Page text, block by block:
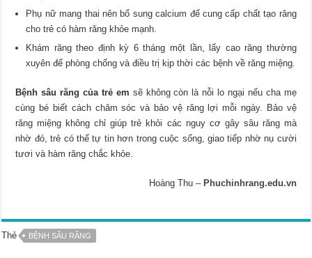
Phụ nữ mang thai nên bổ sung calcium để cung cấp chất tạo răng
cho trẻ có hàm răng khỏe mạnh.
Khám răng theo định kỳ 6 tháng một lần, lấy cao răng thường
xuyên để phòng chống và điều trị kịp thời các bệnh về răng miệng.
Bệnh sâu răng của trẻ em sẽ không còn là nỗi lo ngại nếu cha mẹ
cùng bé biết cách chăm sóc và bảo vệ răng lợi mỗi ngày. Bảo vệ
răng miệng không chỉ giúp trẻ khỏi các nguy cơ gây sâu răng mà
nhờ đó, trẻ có thể tự tin hơn trong cuộc sống, giao tiếp nhờ nụ cười
tươi và hàm răng chắc khỏe.
Hoàng Thu – Phuchinhrang.edu.vn
Thẻ BỆNH SÂU RĂNG